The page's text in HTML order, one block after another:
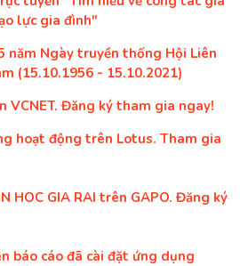
lực gia đình"
năm Ngày truyền thống Hội Liên
(15.10.1956 - 15.10.2021)
VCNET. Đăng ký tham gia ngay!
hoạt động trên Lotus. Tham gia
HOC GIA RAI trên GAPO. Đăng ký
báo cáo đã cài đặt ứng dụng